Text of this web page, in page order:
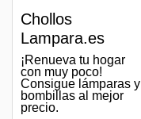
Chollos
Lampara.es
¡Renueva tu hogar
con muy poco!
Consigue lámparas y
bombillas al mejor
precio.